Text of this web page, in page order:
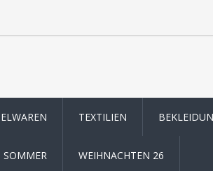
TEXTILIEN
SOMMER WEIHNACHTEN 26